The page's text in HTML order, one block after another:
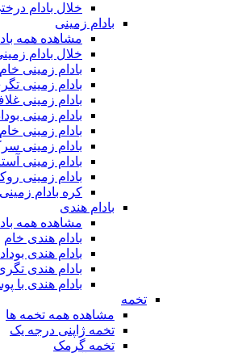
خلال بادام
بادام زمینی
مشاهده همه
خلال بادام
بادام زمینی
بادام زمینی
بادام زمینی
بادام زمینی
بادام زمینی خام
بادام زمینی
بادام زمینی
بادام زمینی
کره بادام
بادام هندی
مشاهده همه
بادام هندی خام
بادام هندی
بادام هندی
بادام هندی با
تخمه
مشاهده همه تخمه ها
تخمه ژاپنی درجه یک
تخمه گرمک